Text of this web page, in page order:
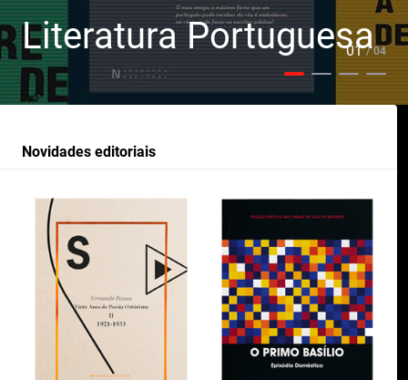
Literatura Portuguesa
01/ 04
Novidades editoriais